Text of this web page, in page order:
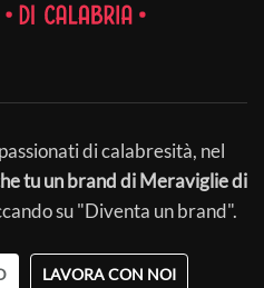
di calabresità, nel
tu un brand di Meraviglie di
su "Diventa un brand".
LAVORA CON NOI